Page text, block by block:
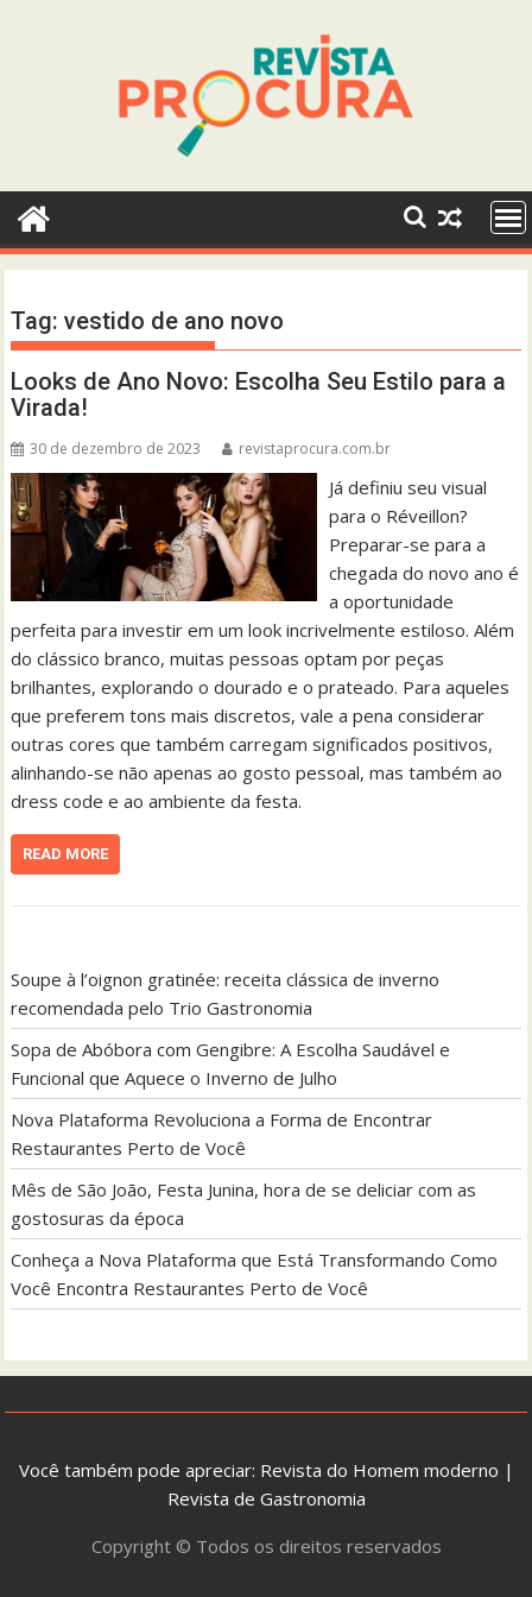
Tag:vestido de ano novo
Looks de Ano Novo: Escolha Seu Estilo para a
Virada!
30 de dezembro de 2023 revistaprocura.com.br
Já definiu seu visual
para o Réveillon?
Preparar-se para a
chegada do novo ano é
a oportunidade
perfeita para investir em um look incrivelmente estiloso. Além
do clássico branco, muitas pessoas optam por peças
brilhantes, explorando o dourado e o prateado. Para aqueles
que preferem tons mais discretos, vale a pena considerar
outras cores que também carregam significados positivos,
alinhando-se não apenas ao gosto pessoal, mas também ao
dress code e ao ambiente da festa.
READ MORE
Soupe à l’oignon gratinée: receita clássica de inverno
recomendada pelo Trio Gastronomia
Sopa de Abóbora com Gengibre: A Escolha Saudável e
Funcional que Aquece o Inverno de Julho
Nova Plataforma Revoluciona a Forma de Encontrar
Restaurantes Perto de Você
Mês de São João, Festa Junina, hora de se deliciar com as
gostosuras da época
Conheça a Nova Plataforma que Está Transformando Como
Você Encontra Restaurantes Perto de Você
Você também pode apreciar: Revista do Homem moderno |
Revista de Gastronomia
Copyright © Todos os direitos reservados